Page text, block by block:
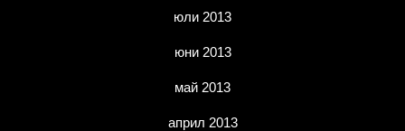
юли 2013
юни 2013
май 2013
април 2013